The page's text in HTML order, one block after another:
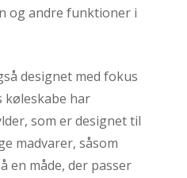
og andre funktioner i
designet med fokus
køleskabe har
som er designet til
madvarer, såsom
en måde, der passer